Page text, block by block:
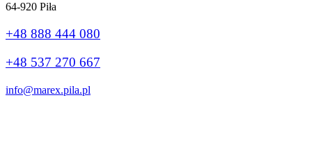
64-920 Piła
+48 888 444 080
+48 537 270 667
info@marex.pila.pl